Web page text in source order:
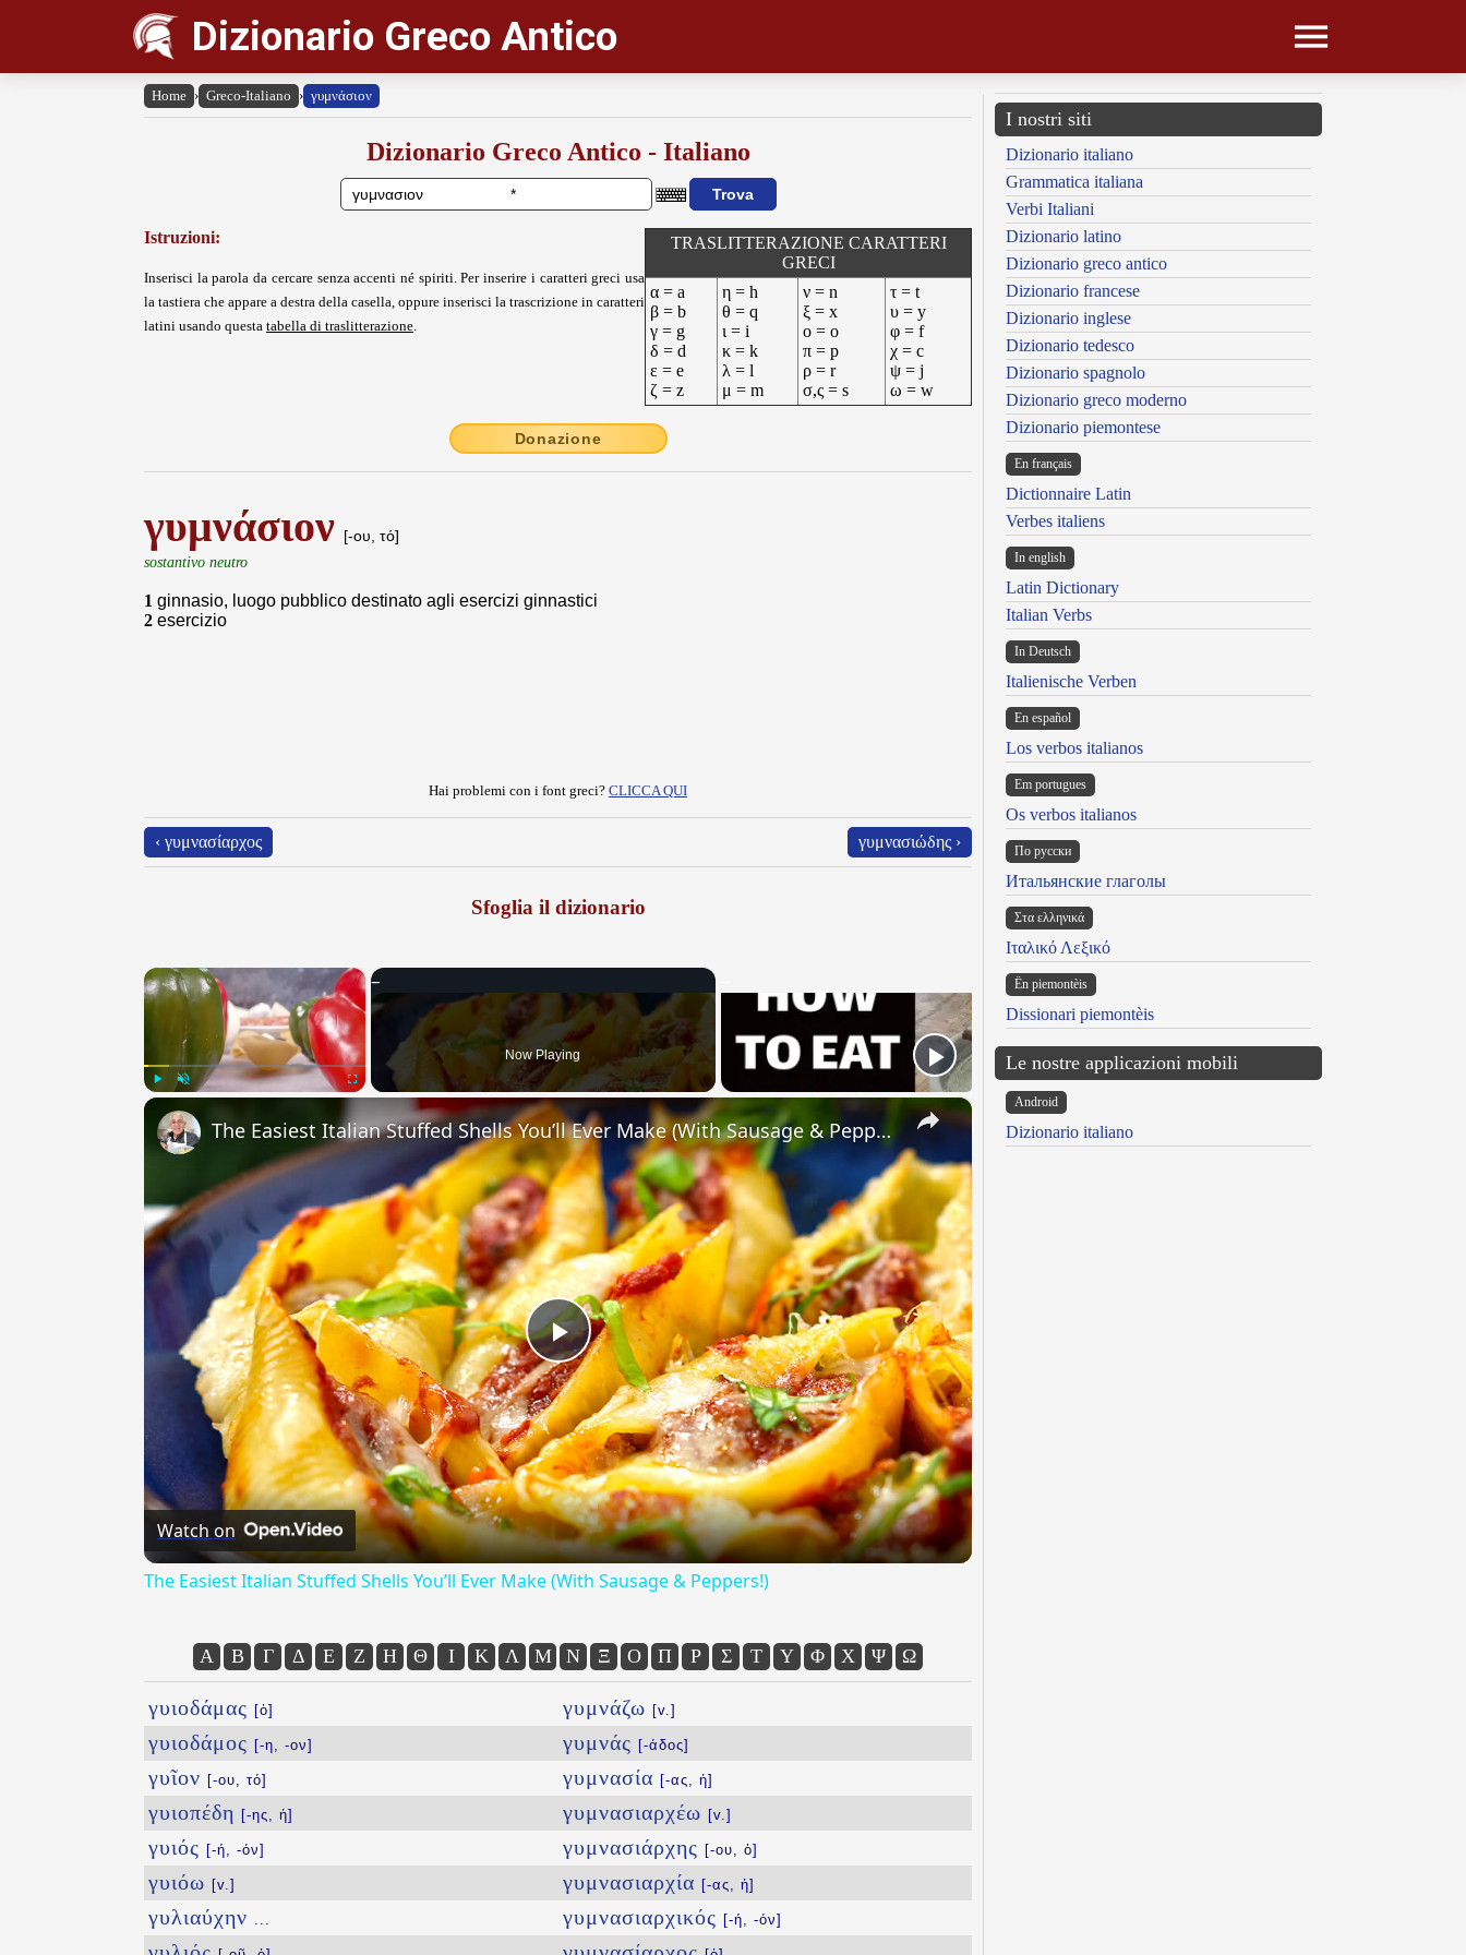
Dizionario Greco Antico
Home › Greco-Italiano › γυμνάσιον
Dizionario Greco Antico - Italiano
Istruzioni:
Inserisci la parola da cercare senza accenti né spiriti. Per inserire i caratteri greci usa
la tastiera che appare a destra della casella, oppure inserisci la trascrizione in caratteri
latini usando questa tabella di traslitterazione.
TRASLITTERAZIONE CARATTERI
GRECI
α = a
β = b
γ = g
δ = d
ε = e
ζ = z
η = h
θ = q
ι = i
κ = k
λ = l
μ = m
ν = n
ξ = x
ο = o
π = p
ρ = r
σ,ς = s
τ = t
υ = y
φ = f
χ = c
ψ = j
ω = w
Donazione
γυμνάσιον [-ου, τό]
sostantivo neutro
1 ginnasio, luogo pubblico destinato agli esercizi ginnastici
2 esercizio
Hai problemi con i font greci? CLICCA QUI
‹ γυμνασίαρχος γυμνασιώδης ›
Sfoglia il dizionario
×
Now Playing
×
Play
Video
The Easiest Italian Stuffed Shells You’ll Ever Make (With Sausage & Peppers!)
Watch on
The Easiest Italian Stuffed Shells You’ll Ever Make (With Sausage & Peppers!)
Α Β Γ Δ Ε Ζ Η Θ Ι Κ Λ Μ Ν Ξ Ο Π Ρ Σ Τ Υ Φ Χ Ψ Ω
γυιοδάμας [ὁ]
γυιοδάμος [-η, -ον]
γυῖον [-ου, τό]
γυιοπέδη [-ης, ἡ]
γυιός [-ή, -όν]
γυιόω [v.]
γυλιαύχην
γυμνάζω [v.]
γυμνάς [-άδος]
γυμνασία [-ας, ἡ]
γυμνασιαρχέω [v.]
γυμνασιάρχης [-ου, ὁ]
γυμνασιαρχία [-ας, ἡ]
γυμνασιαρχικός [-ή, -όν]
I nostri siti
Dizionario italiano
Grammatica italiana
Verbi Italiani
Dizionario latino
Dizionario greco antico
Dizionario francese
Dizionario inglese
Dizionario tedesco
Dizionario spagnolo
Dizionario greco moderno
Dizionario piemontese
En français
Dictionnaire Latin
Verbes italiens
In english
Latin Dictionary
Italian Verbs
In Deutsch
Italienische Verben
En español
Los verbos italianos
Em portugues
Os verbos italianos
По русски
Итальянские глаголы
Στα ελληνικά
Ιταλικό Λεξικό
Ën piemontèis
Dissionari piemontèis
Le nostre applicazioni mobili
Android
Dizionario italiano